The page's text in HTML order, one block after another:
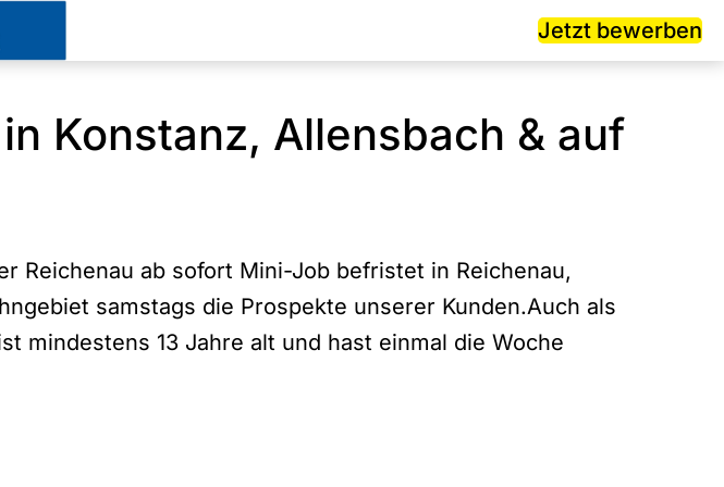
Jetzt bewerben
Konstanz, Allensbach & auf
Reichenau ab sofort Mini-Job befristet in Reichenau,
samstags die Prospekte unserer Kunden.Auch als
mindestens 13 Jahre alt und hast einmal die Woche